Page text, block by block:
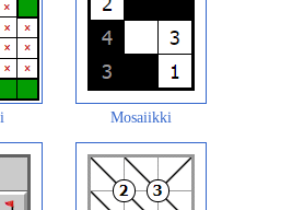
Mosaiikki